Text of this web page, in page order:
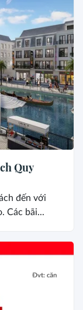
Quy
đến với
Các bãi...